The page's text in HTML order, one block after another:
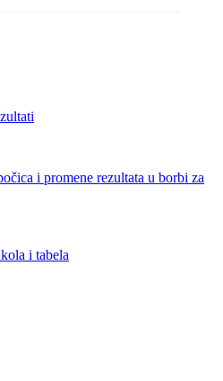
i promene rezultata u borbi za
i tabela